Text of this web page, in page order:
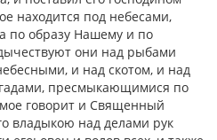
находится под небесами,
по образу Нашему и по
они над рыбами
и над скотом, и над
пресмыкающимися по
говорит и Священный
владыкою над делами рук